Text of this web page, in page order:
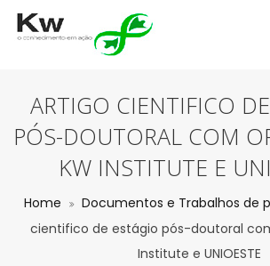
ARTIGO CIENTIFICO
PÓS-DOUTORAL COM
KW INSTITUTE E
Home Documentos e Trabalhos de
cientifico de estágio pós-doutoral
Institute e UNIOESTE